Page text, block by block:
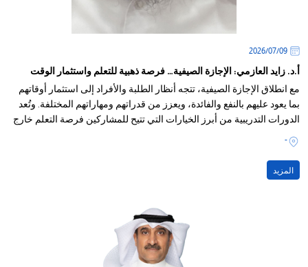
09‏/07‏/2026
أ.د. زايد العازمي: الإجازة الصيفية… فرصة ذهبية للتعلم واستثمار الوقت
مع انطلاق الإجازة الصيفية، تتجه أنظار الطلبة والأفراد إلى استثمار أوقاتهم
بما يعود عليهم بالنفع والفائدة، ويعزز من قدراتهم ومهاراتهم المختلفة. وتُعد
الدورات التدريبية من أبرز الخيارات التي تتيح للمشاركين فرصة التعلم خارج
القاعات الدراسية، واكتساب خبرات ومعارف جديدة تسهم في صقل
شخصياتهم وتطوير مهاراتهم.
-
المزيد